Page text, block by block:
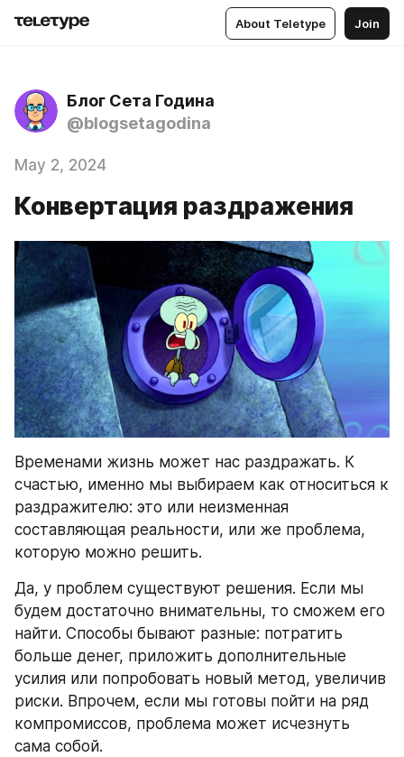
About Teletype Join
Блог Сета Година
@blogsetagodina
May 2, 2024
Конвертация раздражения
Временами жизнь может нас раздражать. К
счастью, именно мы выбираем как относиться к
раздражителю: это или неизменная
составляющая реальности, или же проблема,
которую можно решить.
Да, у проблем существуют решения. Если мы
будем достаточно внимательны, то сможем его
найти. Способы бывают разные: потратить
больше денег, приложить дополнительные
усилия или попробовать новый метод, увеличив
риски. Впрочем, если мы готовы пойти на ряд
компромиссов, проблема может исчезнуть
сама собой.